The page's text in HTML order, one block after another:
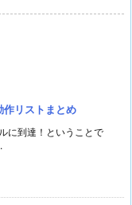
作リストまとめ
に到達！ということで